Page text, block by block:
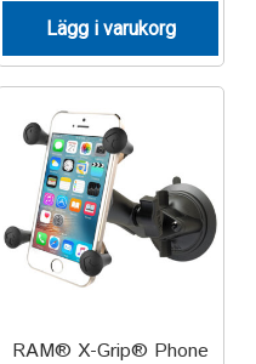
Lägg i varukorg
RAM® X-Grip® Phone